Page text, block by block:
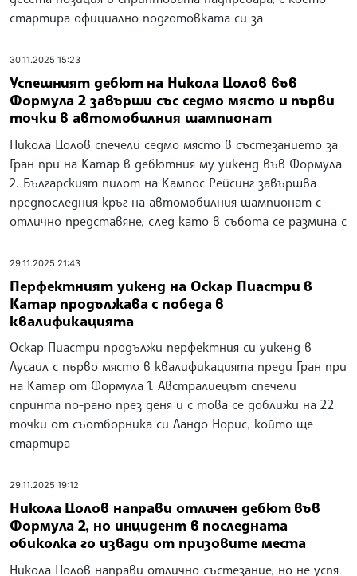
Формула 2 и очаква повече в Абу Даби
Никола Цолов е доволен от дебютното си състезание
десета позиция в спринтовата надпревара, с което
стартира официално подготовката си за
30.11.2025 15:23
Успешният дебют на Никола Цолов във
Формула 2 завърши със седмо място и първи
точки в автомобилния шампионат
Никола Цолов спечели седмо място в състезанието за
2. Българският пилот на Кампос Рейсинг завършва
предпоследния кръг на автомобилния шампионат с
отлично представяне, след като в събота се размина с
29.11.2025 21:43
Перфектният уикенд на Оскар Пиастри в
Катар продължава с победа в
квалификацията
Оскар Пиастри продължи перфектния си уикенд в
Лусаил с първо място в квалификацията преди Гран при
точки от съотборника си Ландо Норис, който ще
стартира